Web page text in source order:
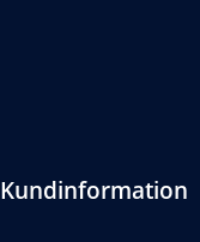
Kundinformation